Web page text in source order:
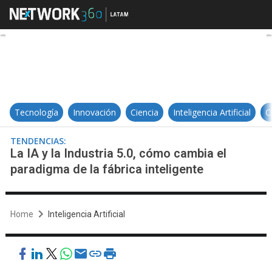
La IA y la Industria 5.0, cómo
Tecnología Innovación Ciencia Inteligencia Artificial
TENDENCIAS:
La IA y la Industria 5.0, cómo cambia el
paradigma de la fábrica inteligente
Home Inteligencia Artificial